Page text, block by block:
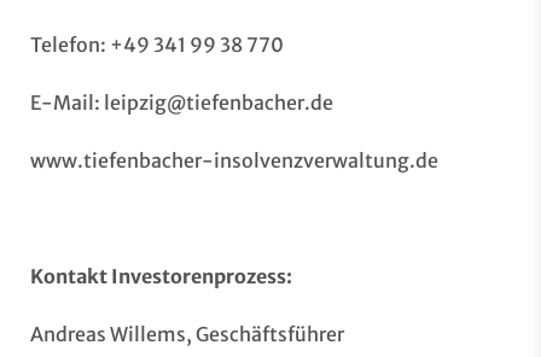
Telefon: +49 341 99 38 770
E-Mail: leipzig@tiefenbacher.de
www.tiefenbacher-insolvenzverwaltung.de
Kontakt Investorenprozess:
Andreas Willems, Geschäftsführer